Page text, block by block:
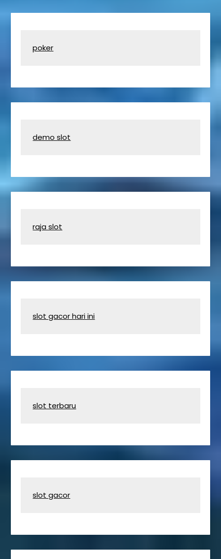
poker
demo slot
raja slot
slot gacor hari ini
slot terbaru
slot gacor